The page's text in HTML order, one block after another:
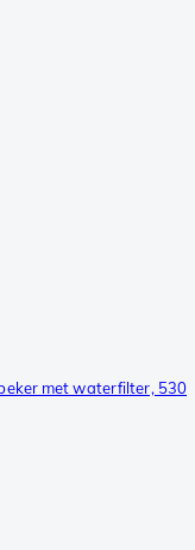
met waterfilter, 530